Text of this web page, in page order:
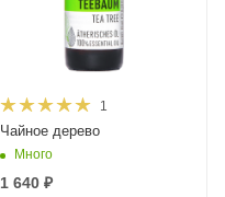
1
Чайное дерево
Много
1 640 ₽